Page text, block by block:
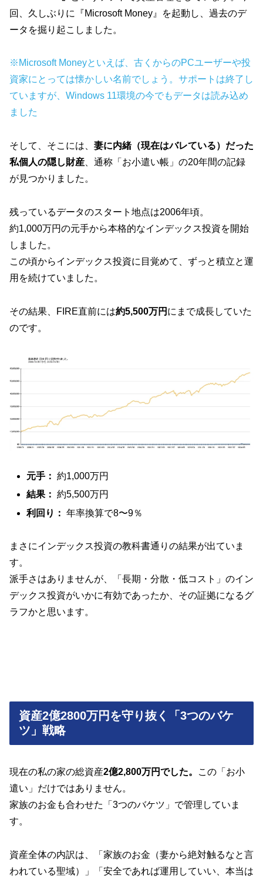
回、久しぶりに『Microsoft Money』を起動し、過去のデ
ータを掘り起こしました。
※Microsoft Moneyといえば、古くからのPCユーザーや投
資家にとっては懐かしい名前でしょう。サポートは終了し
ていますが、Windows 11環境の今でもデータは読み込め
ました
そして、そこには、 妻に内緒（現在はバレている）だった
私個人の隠し財産 、通称「お小遣い帳」の20年間の記録
が見つかりました。
残っているデータのスタート地点は2006年頃。
約1,000万円の元手から本格的なインデックス投資を開始
しました。
この頃からインデックス投資に目覚めて、ずっと積立と運
用を続けていました。
その結果、FIRE直前には約5,500万円 にまで成長していた
のです。
元手： 約1,000万円
結果： 約5,500万円
利回り： 年率換算で8〜9％
まさにインデックス投資の教科書通りの結果が出ていま
す。
派手さはありませんが、「長期・分散・低コスト」のイン
デックス投資がいかに有効であったか、その証拠になるグ
ラフかと思います。
資産2億2800万円を守り抜く「3つのバケ
ツ」戦略
現在の私の家の総資産2億2,800万円でした。
この「お小
遣い」だけではありません。
家族のお金も合わせた「3つのバケツ」で管理していま
す。
資産全体の内訳は、「家族のお金（妻から絶対触るなと言
われている聖域）」「安全であれば運用していい、本当は